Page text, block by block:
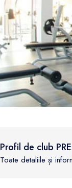
Profil de club
Toate detaliile și